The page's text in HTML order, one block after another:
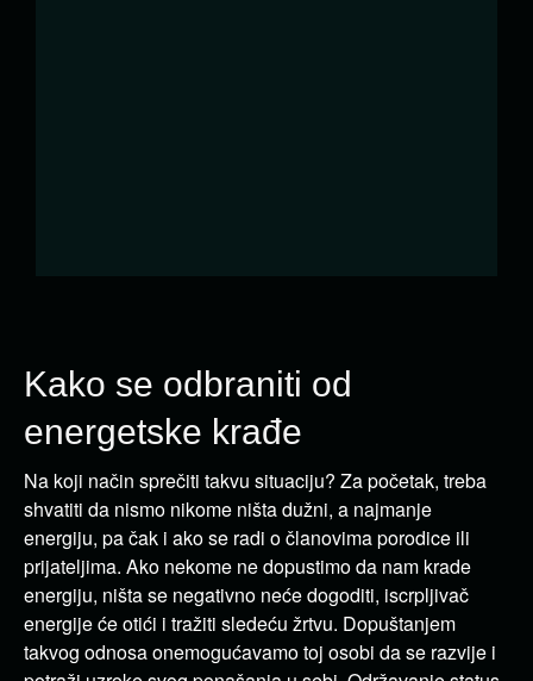
Kako se odbraniti od
energetske krađe
Na koji način sprečiti takvu situaciju? Za početak, treba
shvatiti da nismo nikome ništa dužni, a najmanje
energiju, pa čak i ako se radi o članovima porodice ili
prijateljima. Ako nekome ne dopustimo da nam krade
energiju, ništa se negativno neće dogoditi, iscrpljivač
energije će otići i tražiti sledeću žrtvu. Dopuštanjem
takvog odnosa onemogućavamo toj osobi da se razvije i